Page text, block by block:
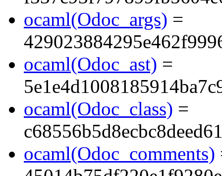
ocaml(Odoc_args) =
ocaml(Odoc_ast) =
ocaml(Odoc_class) =
ocaml(Odoc_comments)